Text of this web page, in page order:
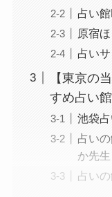
占い
原宿
占い
【東京の
すめ占い
池袋
占い
か先生
占い